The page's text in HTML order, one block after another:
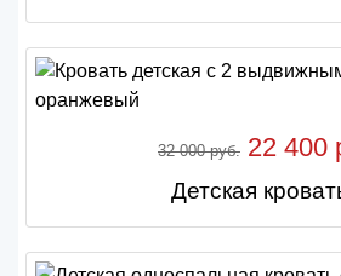
32 000 руб. 22 400
Детская